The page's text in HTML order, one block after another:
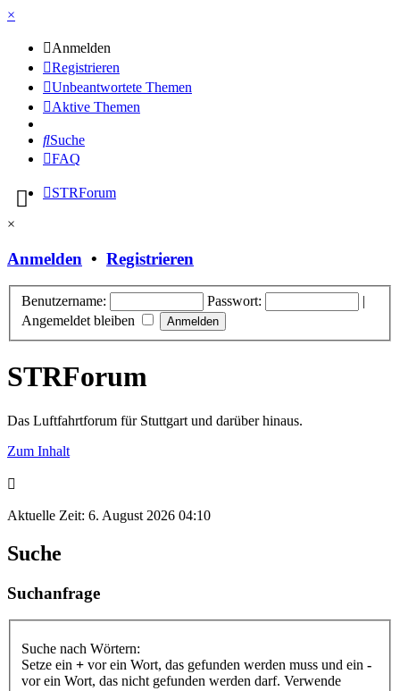
×
Anmelden
Registrieren
Unbeantwortete Themen
Aktive Themen
Suche
FAQ
STRForum
×
Anmelden • Registrieren
Benutzername: Passwort:
|
Angemeldet bleiben
STRForum
Das Luftfahrtforum für Stuttgart und darüber hinaus.
Zum Inhalt
Aktuelle Zeit: 6. August 2026 04:10
Suche
Suchanfrage
Suche nach Wörtern:
Setze ein + vor ein Wort, das gefunden werden muss und ein -
vor ein Wort, das nicht gefunden werden darf. Verwende